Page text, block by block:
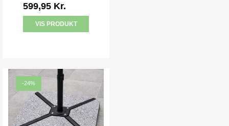
599,95 Kr.
VIS PRODUKT
-24%